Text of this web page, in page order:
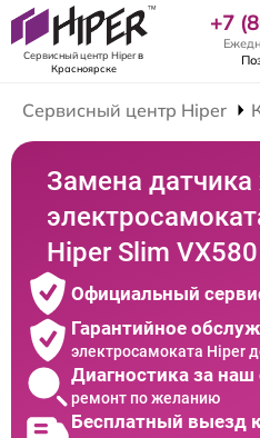
Сервисный центр Hiperв
Красноярске
+7
Сервисный центр Hiper
Замена датчика
Hiper Slim VX580
Официальный
Гарантийное
электросамоката Hiper
Диагностика за наш
ремонт по желанию
Бесплатный выезд